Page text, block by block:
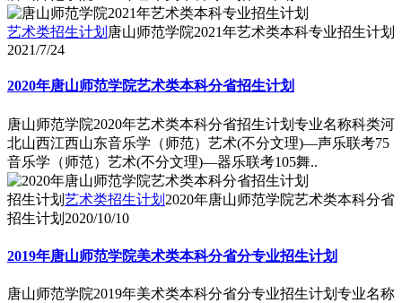
艺术类招生计划 唐山师范学院2021年艺术类本科专业招生计划
2021/7/24
2020年唐山师范学院艺术类本科分省招生计划
唐山师范学院2020年艺术类本科分省招生计划专业名称科类河
北山西江西山东音乐学（师范）艺术(不分文理)―声乐联考75
音乐学（师范）艺术(不分文理)―器乐联考105舞..
招生计划 艺术类招生计划 2020年唐山师范学院艺术类本科分省
招生计划 2020/10/10
2019年唐山师范学院美术类本科分省分专业招生计划
唐山师范学院2019年美术类本科分省分专业招生计划专业名称